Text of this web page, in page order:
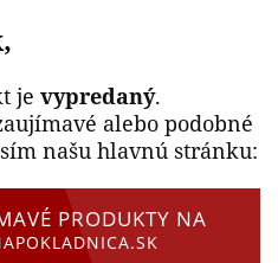
je vypredaný.
alebo podobné
našu hlavnú stránku:
PRODUKTY NA